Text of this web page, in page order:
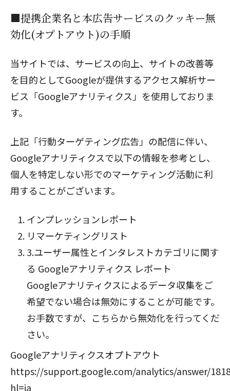
■提携企業名と本広告サービスのクッキー無
効化(オプトアウト)の手順
当サイトでは、サービスの向上、サイトの改善等
を目的としてGoogleが提供するアクセス解析サー
ビス「Googleアナリティクス」を使用しておりま
す。
上記「行動ターゲティング広告」の配信に伴い、
Googleアナリティクスで以下の情報を参考とし、
個人を特定しない形でのマーケティング活動に利
用することがございます。
インプレッションレポート
リマーケティングリスト
3.ユーザー属性とインタレストカテゴリに関す
る Googleアナリティクス レポート
Googleアナリティクスによるデータ収集をご
希望でない場合は無効にすることが可能です。
お手数ですが、こちらから無効化を行ってくだ
さい。
Googleアナリティクスオプトアウト
https://support.google.com/analytics/answer/
hl=ja